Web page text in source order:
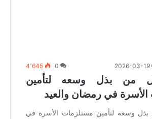
2026-03-19
0 4٬645
من بذل وسعه لتأمين
في رمضان والعيد
وسعه لتأمين مستلزمات الأسرة في